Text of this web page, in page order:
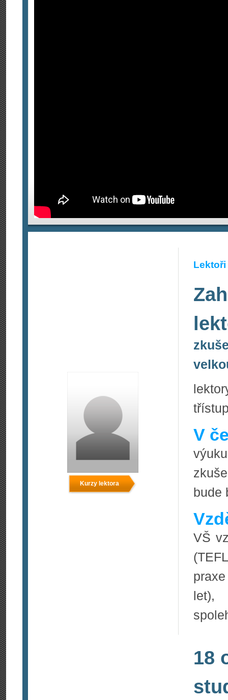
Kurzy lektora
V
bude
VŠ
let),
18